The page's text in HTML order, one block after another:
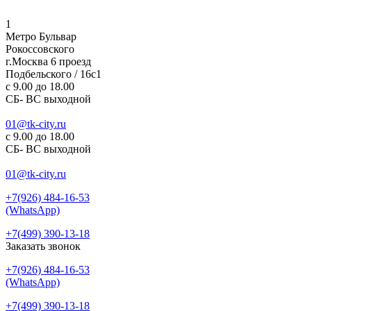
1
Метро Бульвар
Рокоссовского
г.Москва 6 проезд
Подбельского / 16с1
c 9.00 до 18.00
СБ- ВС выходной
01@tk-city.ru
c 9.00 до 18.00
СБ- ВС выходной
01@tk-city.ru
+7(926) 484-16-53
(WhatsApp)
+7(499) 390-13-18
Заказать звонок
+7(926) 484-16-53
(WhatsApp)
+7(499) 390-13-18